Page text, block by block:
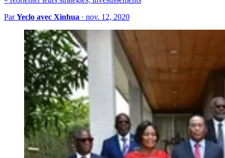
ParYeclo avec Xinhua · nov. 12, 2020